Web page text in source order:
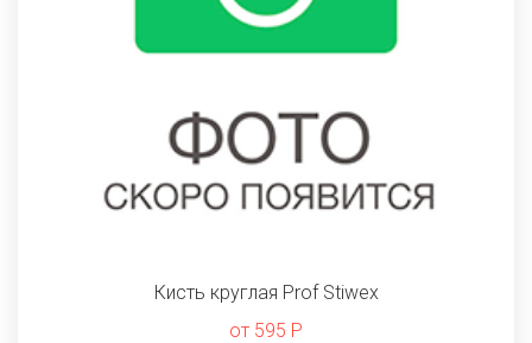
Кисть круглая Prof Stiwex
от 595 Р